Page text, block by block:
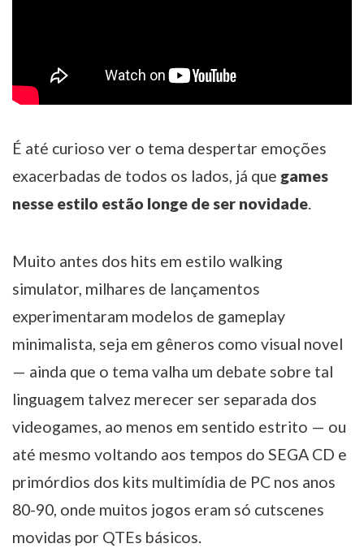
É até curioso ver o tema despertar emoções
exacerbadas de todos os lados, já que games
nesse estilo estão longe de ser novidade.
Muito antes dos hits em estilo walking
simulator, milhares de lançamentos
experimentaram modelos de gameplay
minimalista, seja em gêneros como visual novel
— ainda que o tema valha um debate sobre tal
linguagem talvez merecer ser separada dos
videogames, ao menos em sentido estrito — ou
até mesmo voltando aos tempos do SEGA CD e
primórdios dos kits multimídia de PC nos anos
80-90, onde muitos jogos eram só cutscenes
movidas por QTEs básicos.